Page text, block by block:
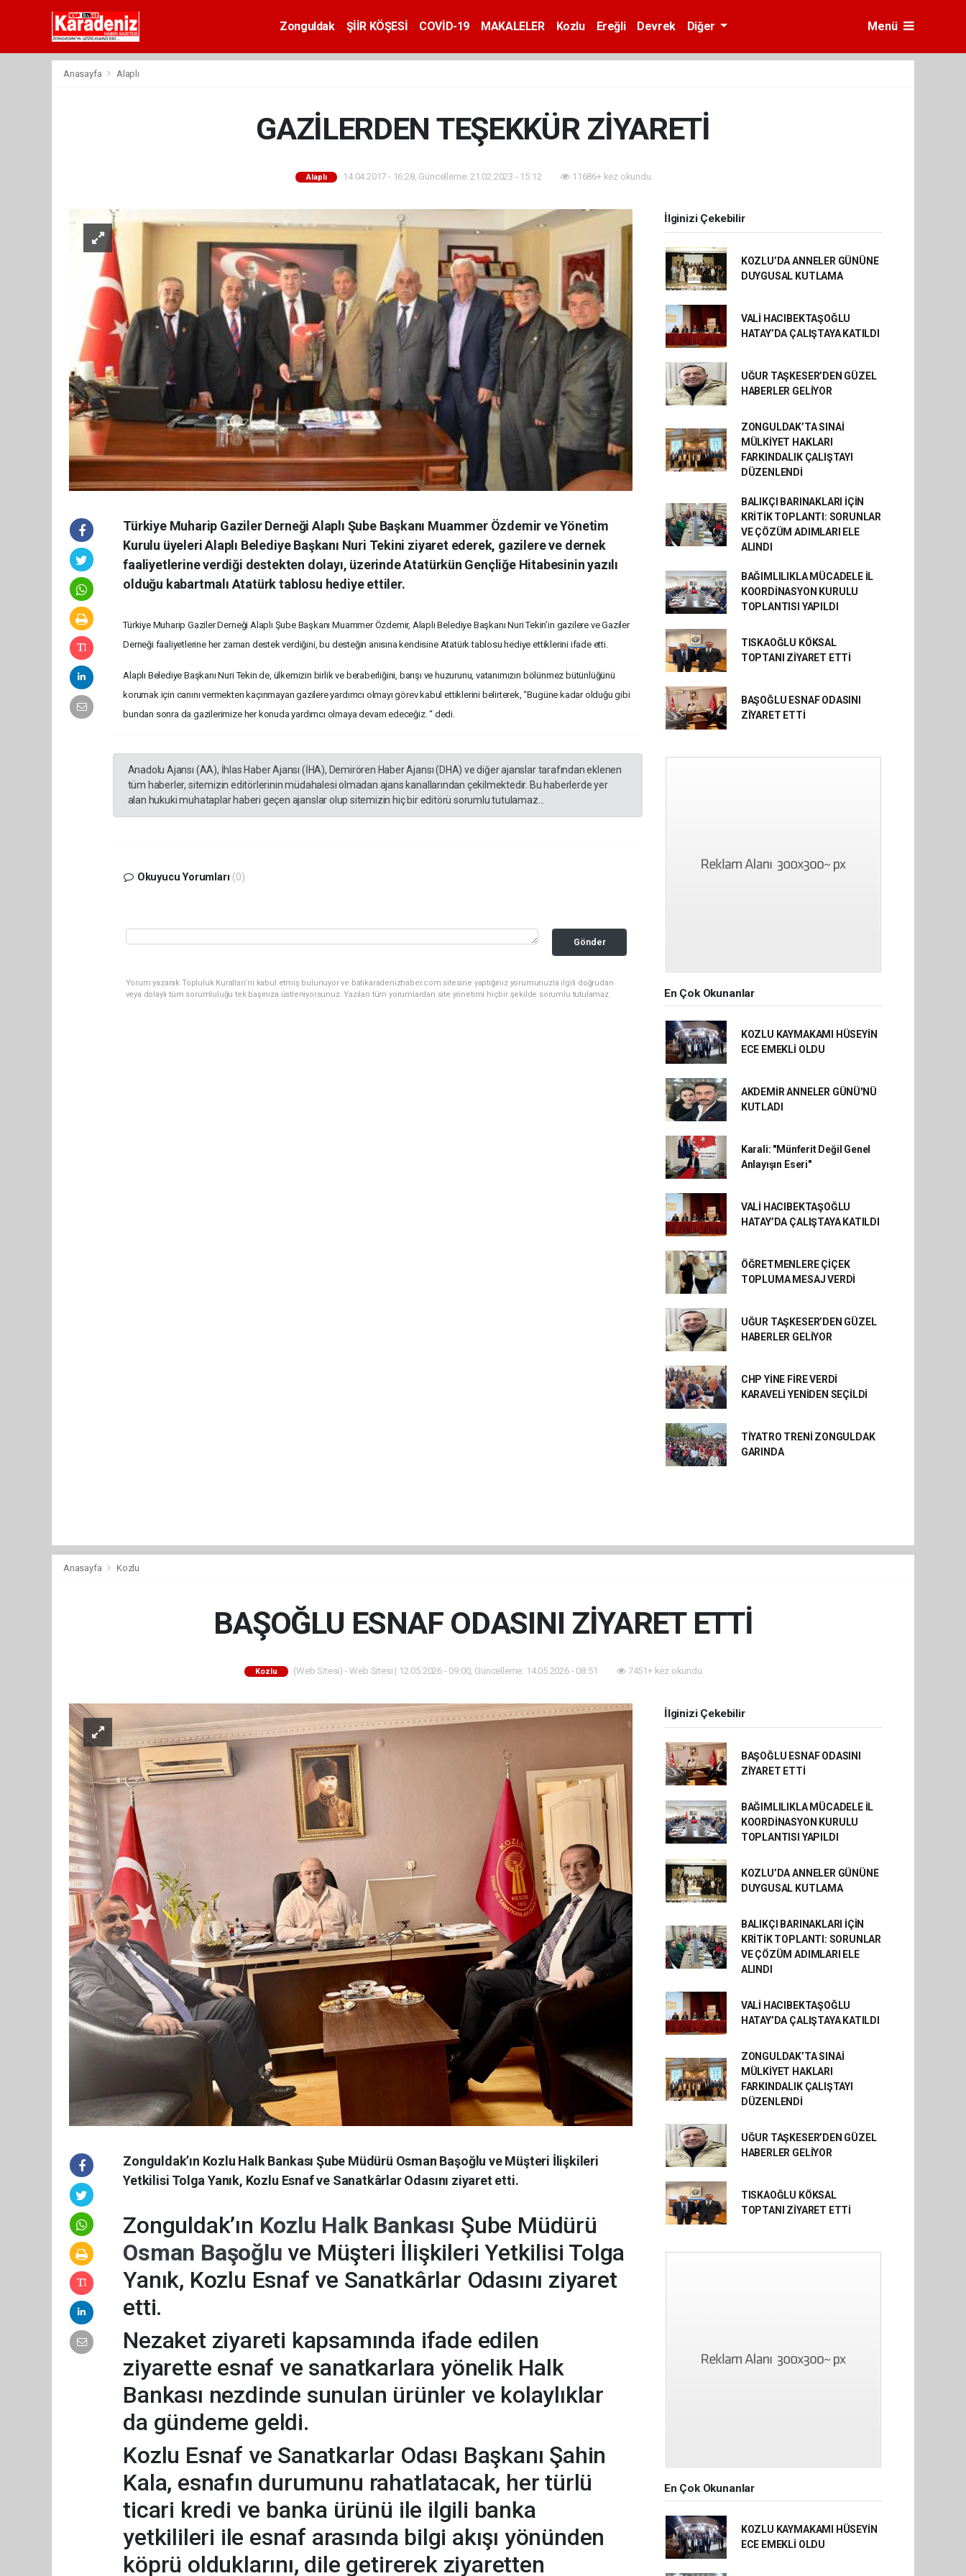
Zonguldak ŞİİR KÖŞESİ COVİD-19 MAKALELER Kozlu Ereğli Devrek Diğer Menü
Anasayfa Alaplı
GAZİLERDEN TEŞEKKÜR ZİYARETİ
Alaplı 14.04.2017 - 16:28, Güncelleme: 21.02.2023 - 15:12 11686+ kez okundu.
Türkiye Muharip Gaziler Derneği Alaplı Şube Başkanı Muammer Özdemir ve Yönetim
Kurulu üyeleri Alaplı Belediye Başkanı Nuri Tekini ziyaret ederek, gazilere ve dernek
faaliyetlerine verdiği destekten dolayı, üzerinde Atatürkün Gençliğe Hitabesinin yazılı
olduğu kabartmalı Atatürk tablosu hediye ettiler.
Türkiye Muharip Gaziler Derneği Alaplı Şube Başkanı Muammer Özdemir, Alaplı Belediye Başkanı Nuri Tekin’in gazilere ve Gaziler
Derneği faaliyetlerine her zaman destek verdiğini, bu desteğin anısına kendisine Atatürk tablosu hediye ettiklerini ifade etti.
Alaplı Belediye Başkanı Nuri Tekin de, ülkemizin birlik ve beraberliğini, barışı ve huzurunu, vatanımızın bölünmez bütünlüğünü
korumak için canını vermekten kaçınmayan gazilere yardımcı olmayı görev kabul ettiklerini belirterek, “Bugüne kadar olduğu gibi
bundan sonra da gazilerimize her konuda yardımcı olmaya devam edeceğiz. “ dedi.
Anadolu Ajansı (AA), İhlas Haber Ajansı (İHA), Demirören Haber Ajansı (DHA) ve diğer ajanslar tarafından eklenen
tüm haberler, sitemizin editörlerinin müdahalesi olmadan ajans kanallarından çekilmektedir. Bu haberlerde yer
alan hukuki muhataplar haberi geçen ajanslar olup sitemizin hiç bir editörü sorumlu tutulamaz...
Okuyucu Yorumları (0)
Gönder
Yorum yazarak Topluluk Kuralları’nı kabul etmiş bulunuyor ve batikaradenizhaber.com sitesine yaptığınız yorumunuzla ilgili doğrudan
veya dolaylı tüm sorumluluğu tek başınıza üstleniyorsunuz. Yazılan tüm yorumlardan site yönetimi hiçbir şekilde sorumlu tutulamaz.
İlginizi Çekebilir
KOZLU’DA ANNELER GÜNÜNE
DUYGUSAL KUTLAMA
VALİ HACIBEKTAŞOĞLU
HATAY’DA ÇALIŞTAYA KATILDI
UĞUR TAŞKESER’DEN GÜZEL
HABERLER GELİYOR
ZONGULDAK’TA SINAİ
MÜLKİYET HAKLARI
FARKINDALIK ÇALIŞTAYI
DÜZENLENDİ
BALIKÇI BARINAKLARI İÇİN
KRİTİK TOPLANTI: SORUNLAR
VE ÇÖZÜM ADIMLARI ELE
ALINDI
BAĞIMLILIKLA MÜCADELE İL
KOORDİNASYON KURULU
TOPLANTISI YAPILDI
TISKAOĞLU KÖKSAL
TOPTANI ZİYARET ETTİ
BAŞOĞLU ESNAF ODASINI
ZİYARET ETTİ
En Çok Okunanlar
KOZLU KAYMAKAMI HÜSEYİN
ECE EMEKLİ OLDU
AKDEMİR ANNELER GÜNÜ'NÜ
KUTLADI
Karali: "Münferit Değil Genel
Anlayışın Eseri"
VALİ HACIBEKTAŞOĞLU
HATAY’DA ÇALIŞTAYA KATILDI
ÖĞRETMENLERE ÇİÇEK
TOPLUMA MESAJ VERDİ
UĞUR TAŞKESER’DEN GÜZEL
HABERLER GELİYOR
CHP YİNE FİRE VERDİ
KARAVELİ YENİDEN SEÇİLDİ
TİYATRO TRENİ ZONGULDAK
GARINDA
Anasayfa Kozlu
BAŞOĞLU ESNAF ODASINI ZİYARET ETTİ
Kozlu (Web Sitesi) - Web Sitesi | 12.05.2026 - 09:00, Güncelleme: 14.05.2026 - 08:51 7451+ kez okundu.
Zonguldak’ın Kozlu Halk Bankası Şube Müdürü Osman Başoğlu ve Müşteri İlişkileri
Yetkilisi Tolga Yanık, Kozlu Esnaf ve Sanatkârlar Odasını ziyaret etti.
Zonguldak’ın Kozlu Halk Bankası Şube Müdürü
Osman Başoğlu ve Müşteri İlişkileri Yetkilisi Tolga
Yanık, Kozlu Esnaf ve Sanatkârlar Odasını ziyaret
etti.
Nezaket ziyareti kapsamında ifade edilen
ziyarette esnaf ve sanatkarlara yönelik Halk
Bankası nezdinde sunulan ürünler ve kolaylıklar
da gündeme geldi.
Kozlu Esnaf ve Sanatkarlar Odası Başkanı Şahin
Kala, esnafın durumunu rahatlatacak, her türlü
ticari kredi ve banka ürünü ile ilgili banka
yetkilileri ile esnaf arasında bilgi akışı yönünden
köprü olduklarını, dile getirerek ziyaretten
İlginizi Çekebilir
BAŞOĞLU ESNAF ODASINI
ZİYARET ETTİ
BAĞIMLILIKLA MÜCADELE İL
KOORDİNASYON KURULU
TOPLANTISI YAPILDI
KOZLU’DA ANNELER GÜNÜNE
DUYGUSAL KUTLAMA
BALIKÇI BARINAKLARI İÇİN
KRİTİK TOPLANTI: SORUNLAR
VE ÇÖZÜM ADIMLARI ELE
ALINDI
VALİ HACIBEKTAŞOĞLU
HATAY’DA ÇALIŞTAYA KATILDI
ZONGULDAK’TA SINAİ
MÜLKİYET HAKLARI
FARKINDALIK ÇALIŞTAYI
DÜZENLENDİ
UĞUR TAŞKESER’DEN GÜZEL
HABERLER GELİYOR
TISKAOĞLU KÖKSAL
TOPTANI ZİYARET ETTİ
En Çok Okunanlar
KOZLU KAYMAKAMI HÜSEYİN
ECE EMEKLİ OLDU